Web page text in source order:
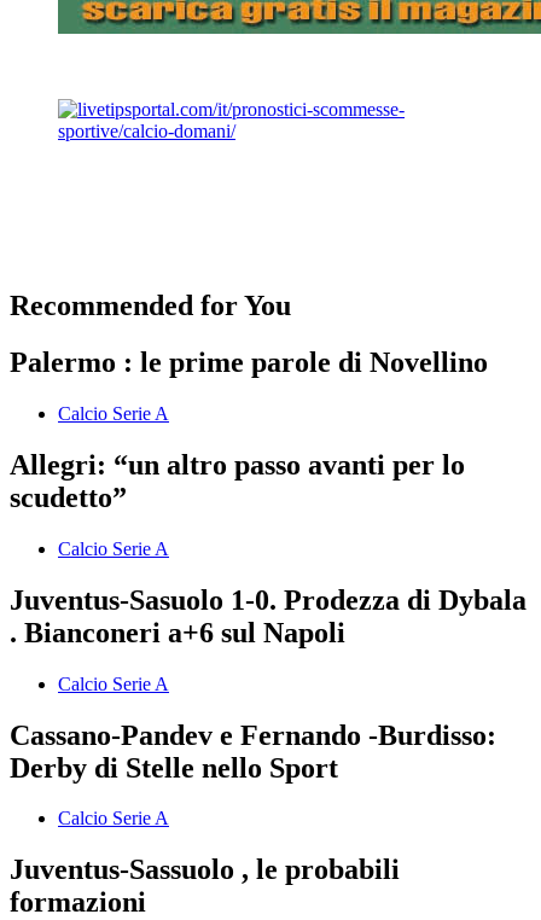
Recommended for You
Palermo : le prime parole di Novellino
Calcio Serie A
Allegri: “un altro passo avanti per lo
scudetto”
Calcio Serie A
Juventus-Sasuolo 1-0. Prodezza di Dybala
. Bianconeri a+6 sul Napoli
Calcio Serie A
Cassano-Pandev e Fernando -Burdisso:
Derby di Stelle nello Sport
Calcio Serie A
Juventus-Sassuolo , le probabili
formazioni